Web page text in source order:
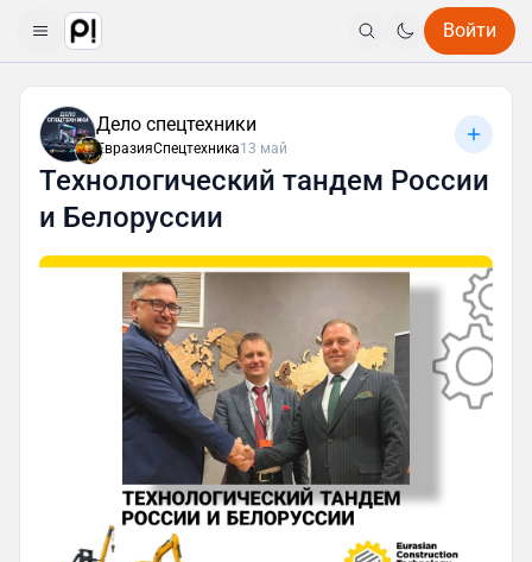
Войти
Дело спецтехники
ЕвразияСпецтехника13 май
Технологический тандем России
и Белоруссии